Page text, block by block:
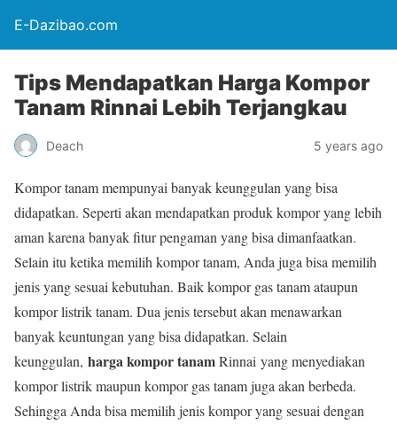
E-Dazibao.com
Tips Mendapatkan Harga Kompor
Tanam Rinnai Lebih Terjangkau
Deach 5 years ago
Kompor tanam mempunyai banyak keunggulan yang bisa
didapatkan. Seperti akan mendapatkan produk kompor yang lebih
aman karena banyak fitur pengaman yang bisa dimanfaatkan.
Selain itu ketika memilih kompor tanam, Anda juga bisa memilih
jenis yang sesuai kebutuhan. Baik kompor gas tanam ataupun
kompor listrik tanam. Dua jenis tersebut akan menawarkan
banyak keuntungan yang bisa didapatkan. Selain
keunggulan, harga kompor tanamRinnai yang menyediakan
kompor listrik maupun kompor gas tanam juga akan berbeda.
Sehingga Anda bisa memilih jenis kompor yang sesuai dengan